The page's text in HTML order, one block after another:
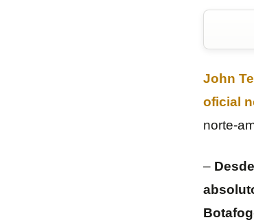
John
oficial
norte-
–